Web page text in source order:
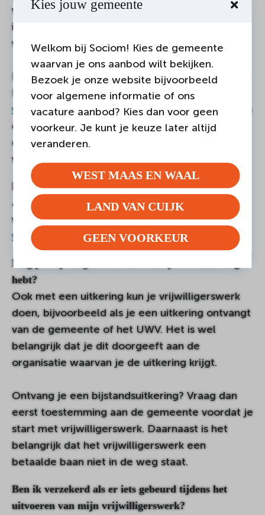
vindt, waar jij jouw kwaliteiten het liefst wilt
inzetten en hoeveel tijd je wil besteden aan
vrijwilligerswerk.
Benieuwd wat voor soort vrijwilligerswerk er is?
Neem dan eens een kijkje op onze
vrijwilligersvacaturebanken reageer op één van
de vacatures. Kom je er niet uit? Neem dan
contact op met de vrijwilligers van onze
vrijwilligerspunten. Zij helpen jou graag verder.
Kan ik ook vrijwilligerswerk bij Sociom doen?
Jazeker! De vrijwilligersvacatures van Sociom
worden ook gepubliceerd op de
vrijwilligersvacaturebank.
Mag je vrijwilligerswerk doen als je een uitkering
hebt?
Ook met een uitkering kun je vrijwilligerswerk
doen, bijvoorbeeld als je een uitkering ontvangt
van de gemeente of het UWV. Het is wel
belangrijk dat je dit doorgeeft aan de
organisatie waarvan je de uitkering krijgt.
Ontvang je een bijstandsuitkering? Vraag dan
eerst toestemming aan de gemeente voordat je
start met vrijwilligerswerk. Daarnaast is het
belangrijk dat het vrijwilligerswerk een
betaalde baan niet in de weg staat.
Ben ik verzekerd als er iets gebeurd tijdens het
uitvoeren van mijn vrijwilligerswerk?
Kies jouw gemeente
Welkom bij Sociom! Kies de gemeente
waarvan je ons aanbod wilt bekijken.
Bezoek je onze website bijvoorbeeld
voor algemene informatie of ons
vacature aanbod? Kies dan voor geen
voorkeur. Je kunt je keuze later altijd
veranderen.
WEST MAAS EN WAAL
LAND VAN CUIJK
GEEN VOORKEUR